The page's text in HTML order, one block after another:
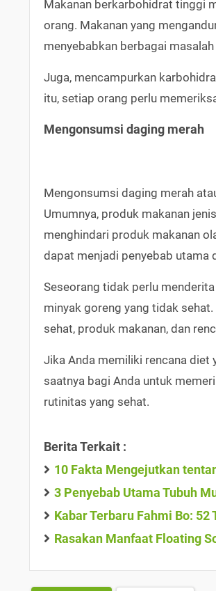
Makanan berkarbohidrat tinggi
orang. Makanan yang
menyebabkan berbagai
Juga, mencampurkan
itu, setiap orang perlu
Mengonsumsi daging merah
Mengonsumsi daging merah
Umumnya, produk makanan
menghindari produk makanan
dapat menjadi penyebab utama
Seseorang tidak perlu
minyak goreng yang tidak
sehat, produk makanan, dan
Jika Anda memiliki rencana diet
saatnya bagi Anda untuk
rutinitas yang sehat.
Berita Terkait :
10 Fakta Mengejutkan
3 Penyebab Utama Tubuh
Kabar Terbaru Fahmi Bo:
Rasakan Manfaat Floating